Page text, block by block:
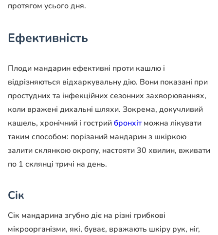
протягом усього дня.
Ефективність
Плоди мандарин ефективні проти кашлю і
відрізняються відхаркувальну дію. Вони показані при
простудних та інфекційних сезонних захворюваннях,
коли вражені дихальні шляхи. Зокрема, докучливий
кашель, хронічний і гострийбронхітможна лікувати
таким способом: порізаний мандарин з шкіркою
залити склянкою окропу, настояти 30 хвилин, вживати
по 1 склянці тричі на день.
Сік
Сік мандарина згубно діє на різні грибкові
мікроорганізми, які, буває, вражають шкіру рук, ніг,